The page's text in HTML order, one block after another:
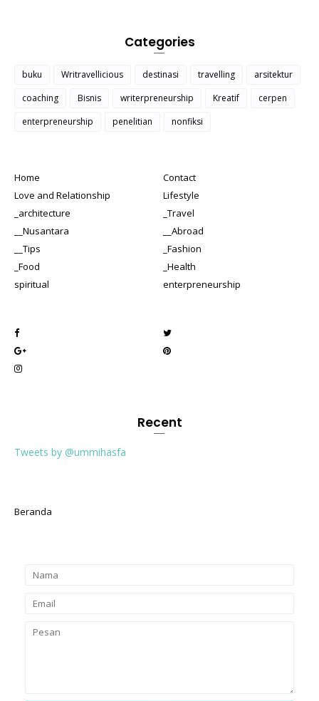
Categories
buku Writravellicious destinasi travelling
arsitektur
coaching
Bisnis writerpreneurship Kreatif
cerpen
enterpreneurship
penelitian nonfiksi
Home
Contact
Love and Relationship
Lifestyle
_architecture
_Travel
__Nusantara
__Abroad
__Tips
_Fashion
_Food
_Health
spiritual
enterpreneurship
Recent
Tweets by @ummihasfa
Beranda